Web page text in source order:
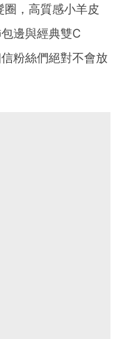
，高質感小羊皮
邊與經典雙C
粉絲們絕對不會放